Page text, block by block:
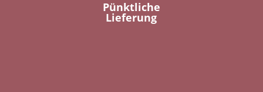
Pünktliche
Lieferung